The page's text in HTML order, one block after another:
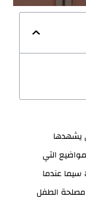
يشهدها
التي
سيما عندما
مصلحة الطفل